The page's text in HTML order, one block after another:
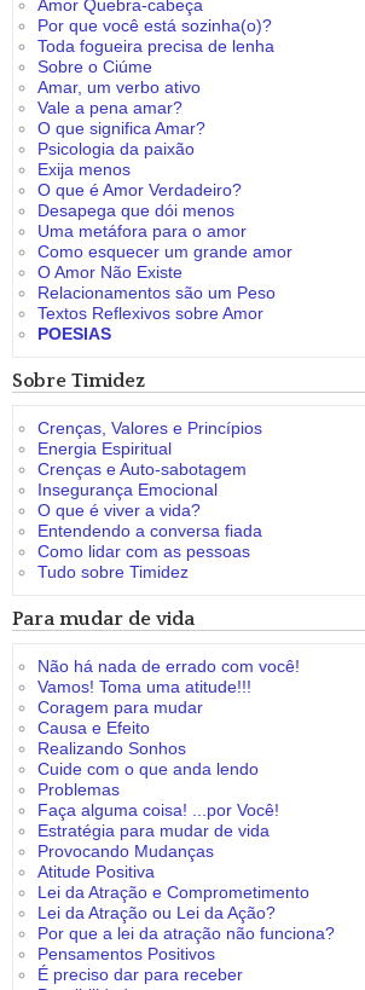
Amor Quebra-cabeça
Por que você está sozinha(o)?
Toda fogueira precisa de lenha
Sobre o Ciúme
Amar, um verbo ativo
Vale a pena amar?
O que significa Amar?
Psicologia da paixão
Exija menos
O que é Amor Verdadeiro?
Desapega que dói menos
Uma metáfora para o amor
Como esquecer um grande amor
O Amor Não Existe
Relacionamentos são um Peso
Textos Reflexivos sobre Amor
POESIAS
Sobre Timidez
Crenças, Valores e Princípios
Energia Espiritual
Crenças e Auto-sabotagem
Insegurança Emocional
O que é viver a vida?
Entendendo a conversa fiada
Como lidar com as pessoas
Tudo sobre Timidez
Para mudar de vida
Não há nada de errado com você!
Vamos! Toma uma atitude!!!
Coragem para mudar
Causa e Efeito
Realizando Sonhos
Cuide com o que anda lendo
Problemas
Faça alguma coisa! ...por Você!
Estratégia para mudar de vida
Provocando Mudanças
Atitude Positiva
Lei da Atração e Comprometimento
Lei da Atração ou Lei da Ação?
Por que a lei da atração não funciona?
Pensamentos Positivos
É preciso dar para receber